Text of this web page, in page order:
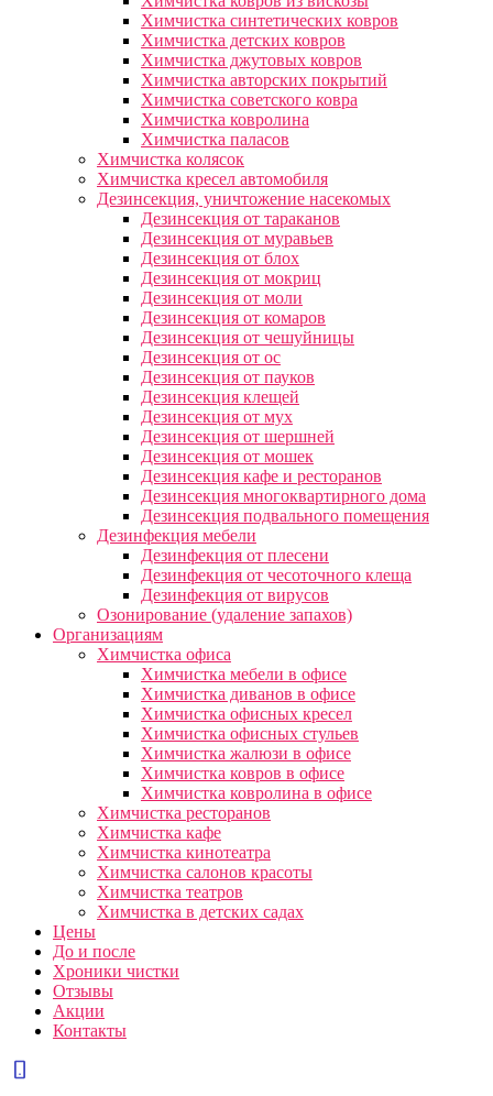
Химчистка синтетических ковров
Химчистка детских ковров
Химчистка джутовых ковров
Химчистка авторских покрытий
Химчистка советского ковра
Химчистка ковролина
Химчистка паласов
Химчистка колясок
Химчистка кресел автомобиля
Дезинсекция, уничтожение насекомых
Дезинсекция от тараканов
Дезинсекция от муравьев
Дезинсекция от блох
Дезинсекция от мокриц
Дезинсекция от моли
Дезинсекция от комаров
Дезинсекция от чешуйницы
Дезинсекция от ос
Дезинсекция от пауков
Дезинсекция клещей
Дезинсекция от мух
Дезинсекция от шершней
Дезинсекция от мошек
Дезинсекция кафе и ресторанов
Дезинсекция многоквартирного дома
Дезинсекция подвального помещения
Дезинфекция мебели
Дезинфекция от плесени
Дезинфекция от чесоточного клеща
Дезинфекция от вирусов
Озонирование (удаление запахов)
Организациям
Химчистка офиса
Химчистка мебели в офисе
Химчистка диванов в офисе
Химчистка офисных кресел
Химчистка офисных стульев
Химчистка жалюзи в офисе
Химчистка ковров в офисе
Химчистка ковролина в офисе
Химчистка ресторанов
Химчистка кафе
Химчистка кинотеатра
Химчистка салонов красоты
Химчистка театров
Химчистка в детских садах
Цены
До и после
Хроники чистки
Отзывы
Акции
Контакты